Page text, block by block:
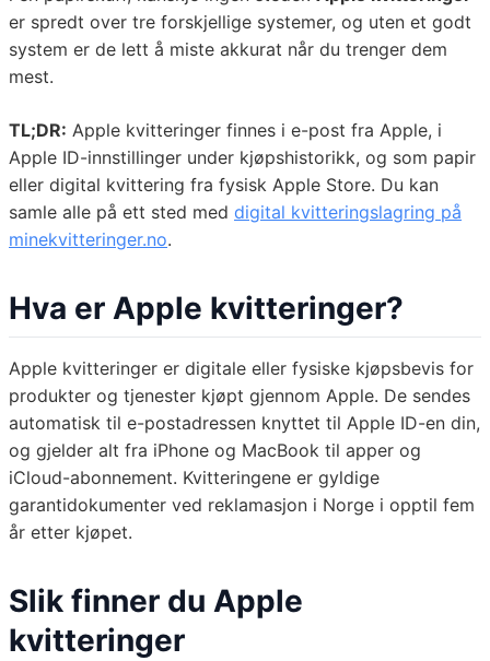
er spredt over tre forskjellige systemer, og uten et godt
system er de lett å miste akkurat når du trenger dem
mest.
TL;DR: Apple kvitteringer finnes i e-post fra Apple, i
Apple ID-innstillinger under kjøpshistorikk, og som papir
eller digital kvittering fra fysisk Apple Store. Du kan
samle alle på ett sted med digital kvitteringslagring på
minekvitteringer.no.
Hva er Apple kvitteringer?
Apple kvitteringer er digitale eller fysiske kjøpsbevis for
produkter og tjenester kjøpt gjennom Apple. De sendes
automatisk til e-postadressen knyttet til Apple ID-en din,
og gjelder alt fra iPhone og MacBook til apper og
iCloud-abonnement. Kvitteringene er gyldige
garantidokumenter ved reklamasjon i Norge i opptil fem
år etter kjøpet.
Slik finner du Apple
kvitteringer